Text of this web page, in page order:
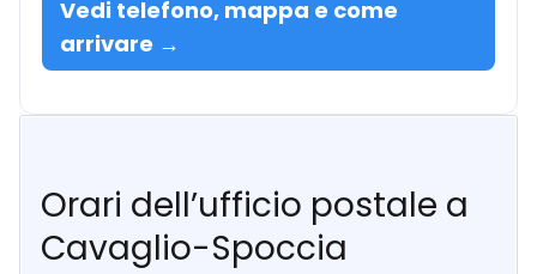
Vedi telefono, mappa e come
arrivare →
Orari dell’ufficio postale a
Cavaglio-Spoccia